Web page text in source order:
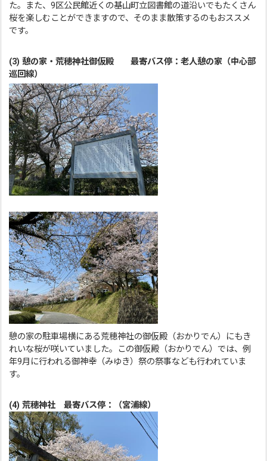
た。また、9区公民館近くの基山町立図書館の道沿いでもたくさん
桜を楽しむことができますので、そのまま散策するのもおススメ
です。
(3) 憩の家・荒穂神社御仮殿 最寄バス停：老人憩の家（中心部
巡回線）
憩の家の駐車場横にある荒穂神社の御仮殿（おかりでん）にもき
れいな桜が咲いていました。この御仮殿（おかりでん）では、例
年9月に行われる御神幸（みゆき）祭の祭事なども行われていま
す。
(4) 荒穂神社 最寄バス停：（宮浦線）